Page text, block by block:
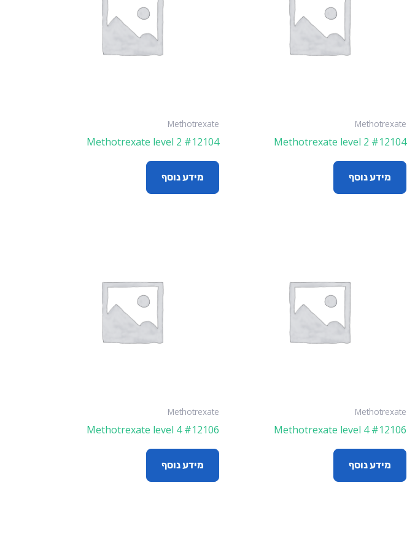
Methotrexate
Methotrexate level 2 #12104
מידע נוסף
Methotrexate
Methotrexate level 2 #12104
מידע נוסף
Methotrexate
Methotrexate level 4 #12106
מידע נוסף
Methotrexate
Methotrexate level 4 #12106
מידע נוסף